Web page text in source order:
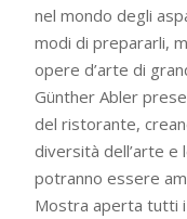
nel mondo degli
modi di prepararli,
opere d’arte di
Günther Abler
del ristorante,
diversità dell’arte e
potranno essere
Mostra aperta tutti